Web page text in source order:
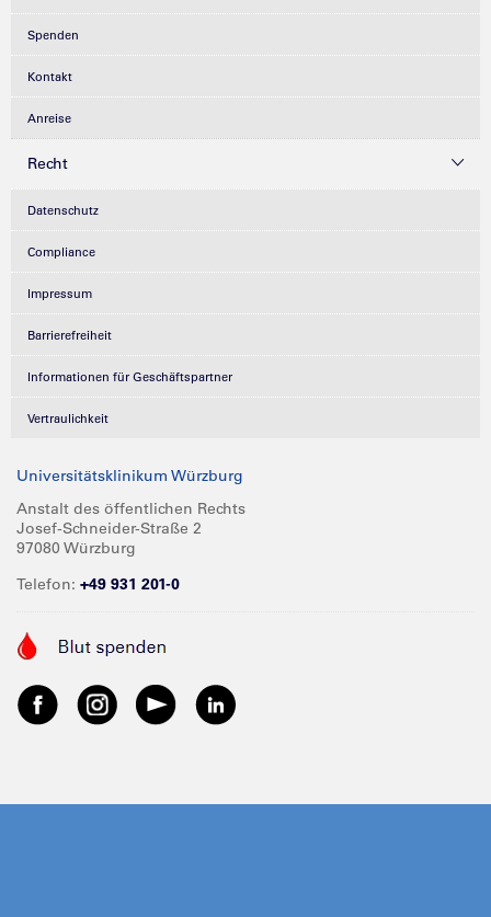
Spenden
Kontakt
Anreise
Recht
Datenschutz
Compliance
Impressum
Barrierefreiheit
Informationen für Geschäftspartner
Vertraulichkeit
Universitätsklinikum Würzburg
Anstalt des öffentlichen Rechts
Josef-Schneider-Straße 2
97080 Würzburg
Telefon: +49 931 201-0